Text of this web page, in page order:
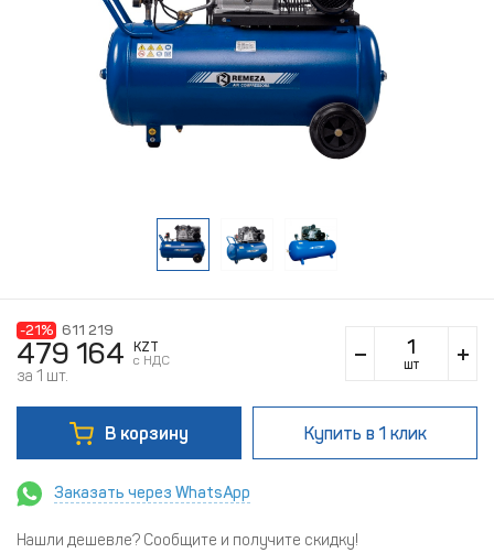
-21% 611 219
479 164
KZT
c НДС
за 1 шт.
шт
В корзину Купить в 1 клик
Заказать через WhatsApp
Нашли дешевле? Сообщите и получите скидку!